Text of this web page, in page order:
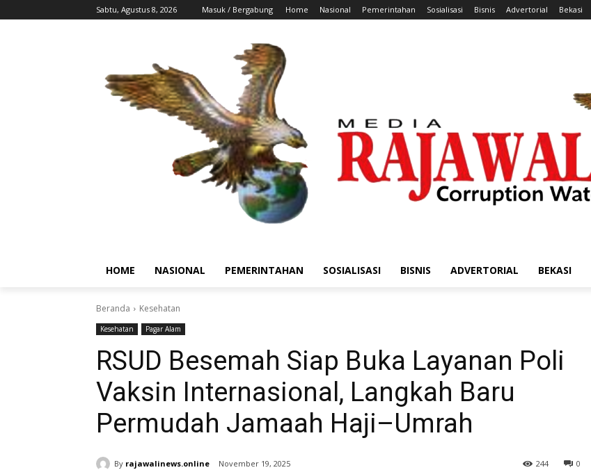
Sabtu, Agustus 8, 2026 Masuk / Bergabung Home Nasional Pemerintahan Sosialisasi Bisnis Advertorial Bekasi
HOME NASIONAL PEMERINTAHAN SOSIALISASI BISNIS ADVERTORIAL BEKASI
Beranda Kesehatan
Kesehatan Pagar Alam
RSUD Besemah Siap Buka Layanan Poli
Vaksin Internasional, Langkah Baru
Permudah Jamaah Haji–Umrah
By rajawalinews.online November 19, 2025 0
244